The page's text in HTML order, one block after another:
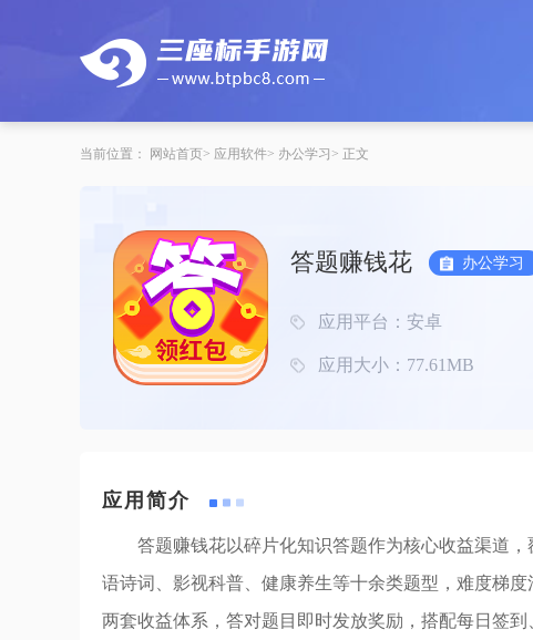
当前位置： 网站首页 应用软件 办公学习 正文
答题赚钱花 办公学习
应用平台：安卓
应用大小：77.61MB
应用简介
答题赚钱花以碎片化知识答题作为核心收益渠道
语诗词、影视科普、健康养生等十余类题型，难度梯
两套收益体系，答对题目即时发放奖励，搭配每日签